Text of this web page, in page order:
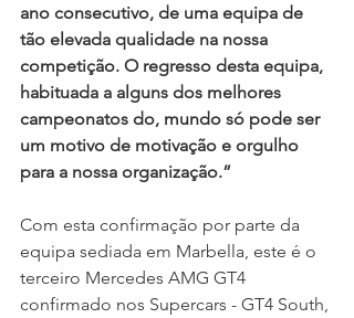
ano consecutivo, de uma equipa de
tão elevada qualidade na nossa
competição. O regresso desta equipa,
habituada a alguns dos melhores
campeonatos do, mundo só pode ser
um motivo de motivação e orgulho
para a nossa organização.”
Com esta confirmação por parte da
equipa sediada em Marbella, este é o
terceiro Mercedes AMG GT4
confirmado nos Supercars - GT4 South,